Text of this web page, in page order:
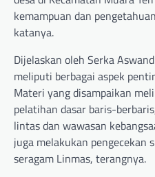
kemampuan dan
katanya.
Dijelaskan oleh Serka
meliputi berbagai aspek
Materi yang disampaikan
pelatihan dasar baris-
lintas dan wawasan
juga melakukan pengecekan
seragam Linmas, terangnya.